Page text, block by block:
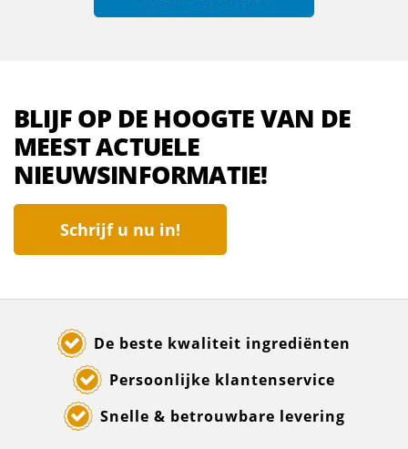
BLIJF OP DE HOOGTE VAN DE
MEEST ACTUELE
NIEUWSINFORMATIE!
Schrijf u nu in!
De beste kwaliteit ingrediënten
Persoonlijke klantenservice
Snelle & betrouwbare levering